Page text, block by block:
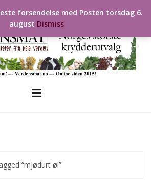
“mjødurt øl”
forsendelse med Posten torsdag 6.
august Dismiss